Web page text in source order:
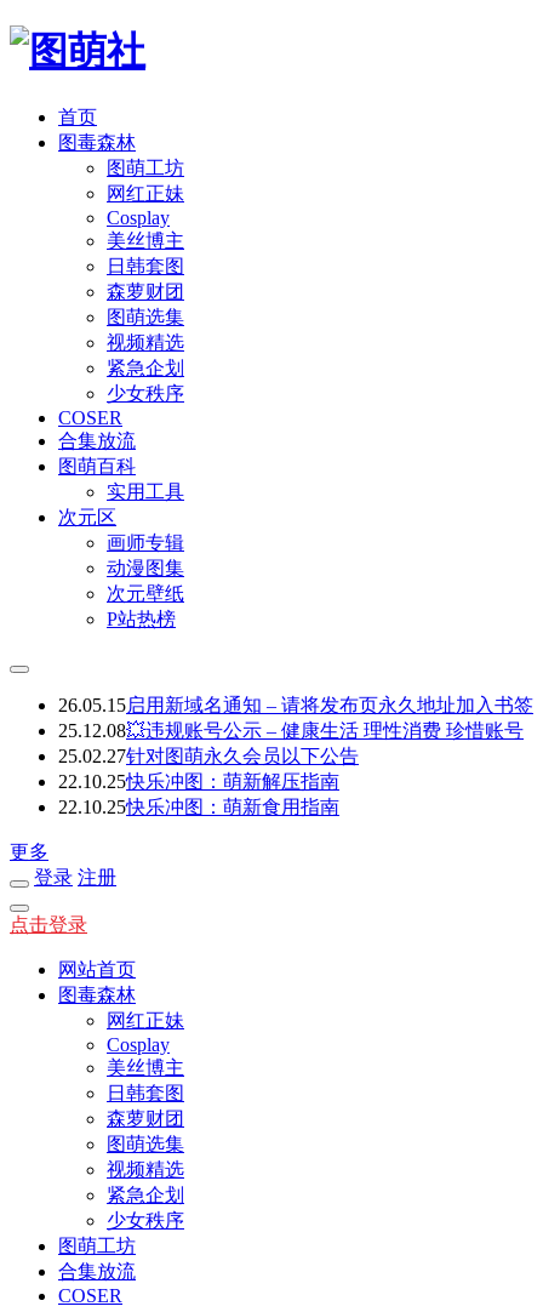
首页
图毒森林
图萌工坊
网红正妹
Cosplay
美丝博主
日韩套图
森萝财团
图萌选集
视频精选
紧急企划
少女秩序
COSER
合集放流
图萌百科
实用工具
次元区
画师专辑
动漫图集
次元壁纸
P站热榜
26.05.15启用新域名通知 – 请将发布页永久地址加入书签
25.12.08💥违规账号公示 – 健康生活 理性消费 珍惜账号
25.02.27针对图萌永久会员以下公告
22.10.25快乐冲图：萌新解压指南
22.10.25快乐冲图：萌新食用指南
更多
登录 注册
点击登录
网站首页
图毒森林
网红正妹
Cosplay
美丝博主
日韩套图
森萝财团
图萌选集
视频精选
紧急企划
少女秩序
图萌工坊
合集放流
COSER